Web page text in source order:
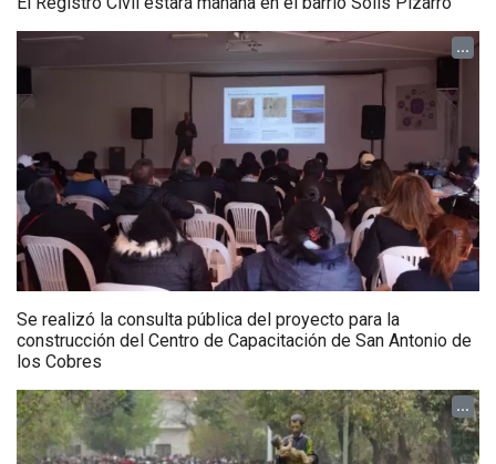
...
Se realizó la consulta pública del proyecto para la
construcción del Centro de Capacitación de San Antonio de
los Cobres
...